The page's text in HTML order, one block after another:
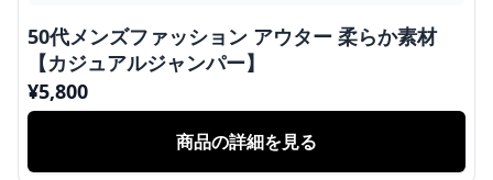
50代メンズファッション アウター 柔らか素材
【カジュアルジャンパー】
¥5,800
商品の詳細を見る